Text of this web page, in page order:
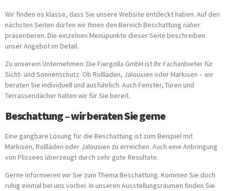
Wir finden es klasse, dass Sie unsere Website entdeckt haben. Auf den
nächsten Seiten dürfen wir Ihnen den Bereich Beschattung näher
präsentieren. Die einzelnen Menüpunkte dieser Seite beschreiben
unser Angebot im Detail.
Zu unserem Unternehmen: Die Fiergolla GmbH ist Ihr Fachanbieter für
Sicht- und Sonnenschutz. Ob Rollläden, Jalousien oder Markisen – wir
beraten Sie individuell und ausführlich. Auch Fenster, Türen und
Terrassendächer halten wir für Sie bereit.
Beschattung – wir beraten Sie gerne
Eine gangbare Lösung für die Beschattung ist zum Beispiel mit
Markisen, Rollläden oder Jalousien zu erreichen. Auch eine Anbringung
von Plissees überzeugt durch sehr gute Resultate.
Gerne informieren wir Sie zum Thema Beschattung. Kommen Sie doch
ruhig einmal bei uns vorbei. In unseren Ausstellungsräumen finden Sie